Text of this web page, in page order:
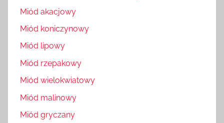
Miód akacjowy
Miód koniczynowy
Miód lipowy
Miód rzepakowy
Miód wielokwiatowy
Miód malinowy
Miód gryczany